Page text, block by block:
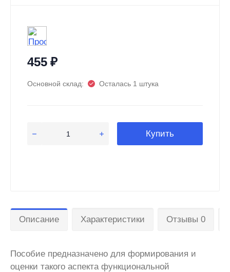
455₽
Основной склад: Осталась 1 штука
Купить
Описание Характеристики Отзывы 0
Пособие предназначено для формирования и
оценки такого аспекта функциональной